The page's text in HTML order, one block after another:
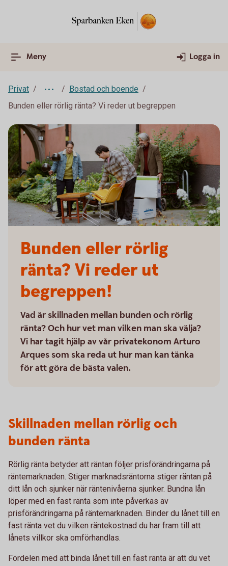
Meny Logga in
Privat
Bostad och boende
Bunden eller rörlig ränta? Vi reder ut begreppen
Bunden eller rörlig
ränta? Vi reder ut
begreppen!
Vad är skillnaden mellan bunden och rörlig
ränta? Och hur vet man vilken man ska välja?
Vi har tagit hjälp av vår privatekonom Arturo
Arques som ska reda ut hur man kan tänka
för att göra de bästa valen.
Skillnaden mellan rörlig och
bunden ränta
Rörlig ränta betyder att räntan följer prisförändringarna på
räntemarknaden. Stiger marknadsräntorna stiger räntan på
ditt lån och sjunker när räntenivåerna sjunker. Bundna lån
löper med en fast ränta som inte påverkas av
prisförändringarna på räntemarknaden. Binder du lånet till en
fast ränta vet du vilken räntekostnad du har fram till att
lånets villkor ska omförhandlas.
Fördelen med att binda lånet till en fast ränta är att du vet